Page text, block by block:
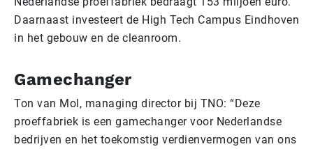
Daarnaast investeert de High Tech Campus Eindhoven
in het gebouw en de cleanroom.
Gamechanger
Ton van Mol, managing director bij TNO: “Deze
proeffabriek is een gamechanger voor Nederlandse
bedrijven en het toekomstig verdienvermogen van ons